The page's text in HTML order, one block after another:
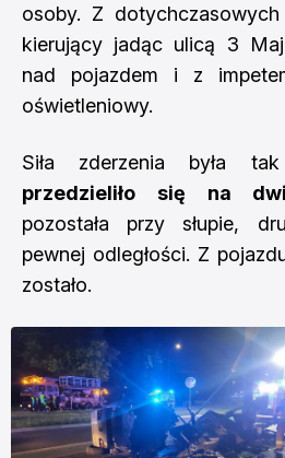
osoby. Z
kierujący jadąc ulicą 3
nad pojazdem i z
oświetleniowy.
Siła zderzenia była
przedzieliło się na
pozostała przy słupie,
pewnej odległości. Z
zostało.